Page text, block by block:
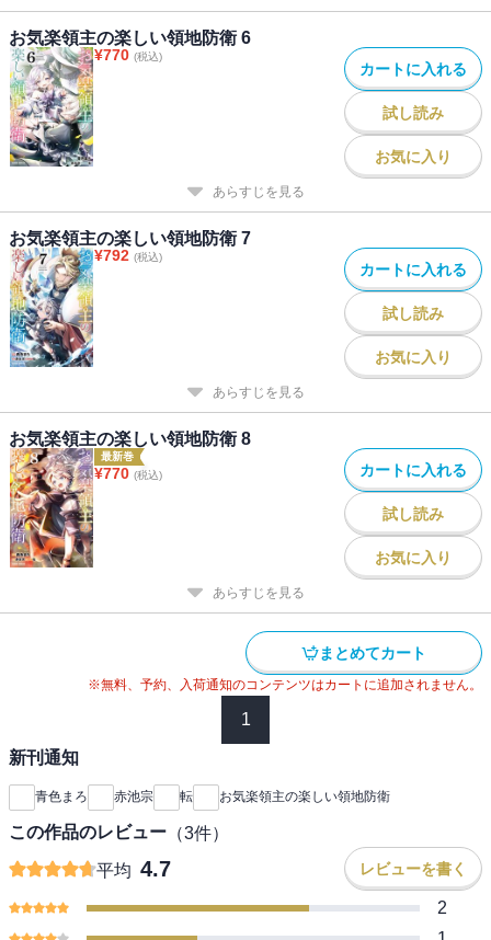
お気楽領主の楽しい領地防衛 6
¥770 (税込)
カートに入れる
試し読み
お気に入り
あらすじを見る
お気楽領主の楽しい領地防衛 7
¥792 (税込)
カートに入れる
試し読み
お気に入り
あらすじを見る
お気楽領主の楽しい領地防衛 8
最新巻
¥770 (税込) カートに入れる
試し読み
お気に入り
あらすじを見る
まとめてカート
※無料、予約、入荷通知のコンテンツはカートに追加されません。
1
新刊通知
青色まろ 赤池宗 転 お気楽領主の楽しい領地防衛
この作品のレビュー （3件）
平均 4.7 レビューを書く
2